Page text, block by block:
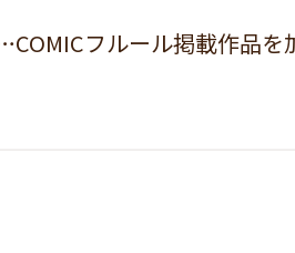
フルール掲載作品を